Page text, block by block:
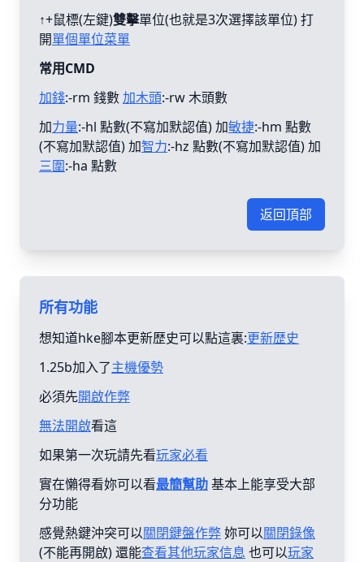
↑+鼠標(左鍵)雙擊單位(也就是3次選擇該單位) 打
開單個單位菜單
常用CMD
加錢:-rm 錢數加木頭:-rw 木頭數
加力量:-hl 點數(不寫加默認值) 加敏捷:-hm 點數
(不寫加默認值) 加智力:-hz 點數(不寫加默認值) 加
三圍:-ha 點數
返回頂部
所有功能
想知道hke腳本更新歴史可以點這裏:更新歴史
1.25b加入了主機優勢
必須先開啟作弊
無法開啟看這
如果第一次玩請先看玩家必看
實在懶得看妳可以看最簡幫助基本上能享受大部
分功能
感覺熱鍵沖突可以關閉鍵盤作弊妳可以關閉錄像
(不能再開啟) 還能查看其他玩家信息 也可以玩家